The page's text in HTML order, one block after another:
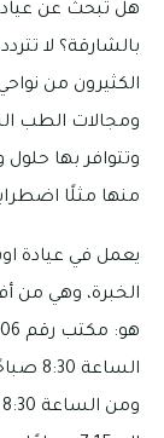
هل تبحث عن
بالشارقة؟ لا
الكثيرون من
ومجالات الطب
وتتوافر بها
منها مثلًا
يعمل في عيادة
الخبرة، وهي من